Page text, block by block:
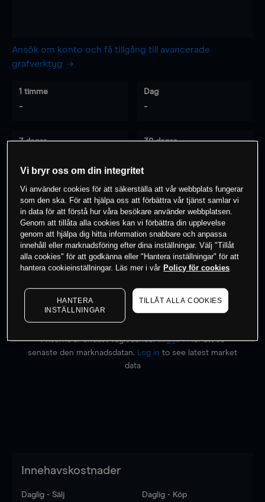
Ansök om konto och få tillgång till avancerade
grafverktyg
1 timme
-
Dag
-
7 dagar 30 dagar
0% av kunderna har en position i detta
instrument
Börja handla
Priserna är endast vägledande.Logga inför att se
senaste den marknadsdatan.
Log in to see latest market
data
Innehavskostnader
Daglig - Sälj Daglig - Köp
Vi bryr oss om din integritet
Vi använder cookies för att säkerställa att vår webbplats fungerar
som den ska. För att hjälpa oss att förbättra vår tjänst samlar vi
in data för att förstå hur våra besökare använder webbplatsen.
Genom att tillåta alla cookies kan vi förbättra din upplevelse
genom att hjälpa dig hitta information snabbare och anpassa
innehåll eller marknadsföring efter dina inställningar. Välj "Tillåt
alla cookies" för att godkänna eller "Hantera inställningar" för att
hantera cookieinställningar. Läs mer i vår Policy för cookies
HANTERA
INSTÄLLNINGAR
TILLÅT ALLA COOKIES